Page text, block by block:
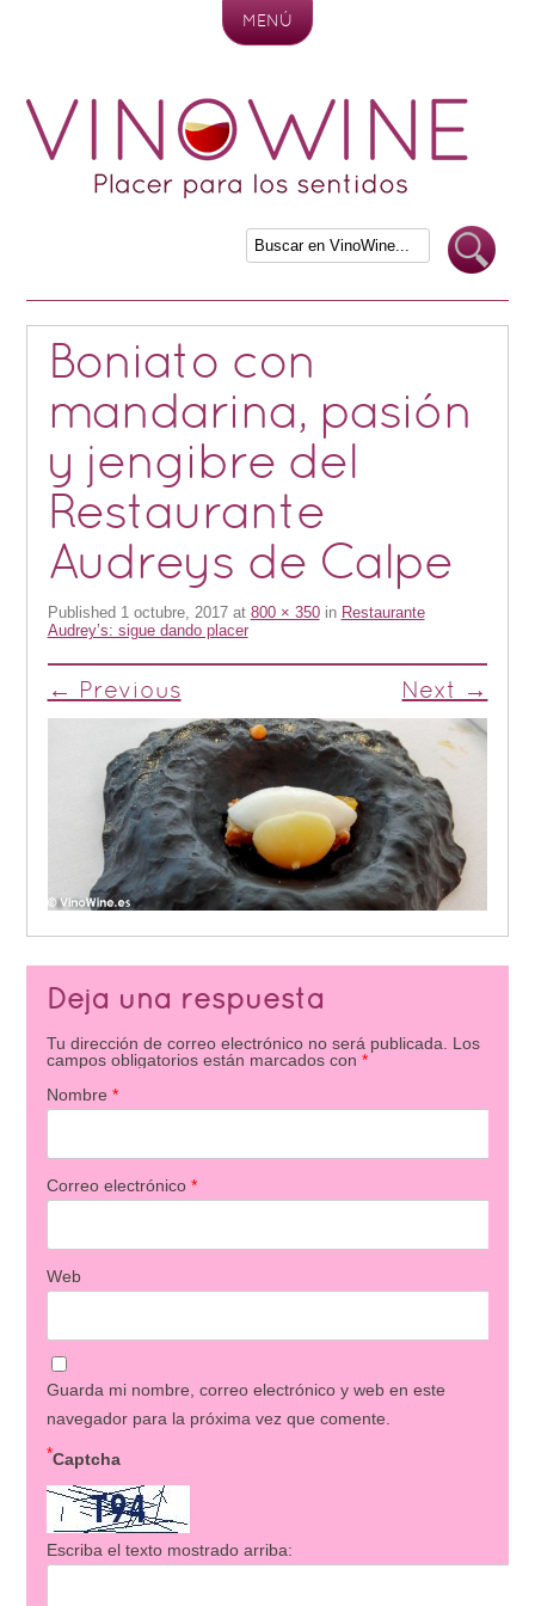
MENÚ
Boniato con
mandarina, pasión
y jengibre del
Restaurante
Audreys de Calpe
Published 1 octubre, 2017at 800 × 350in Restaurante
Audrey’s: sigue dando placer
← Previous Next →
Deja una respuesta
Tu dirección de correo electrónico no será publicada.
Los
campos obligatorios están marcados con *
Nombre *
Correo electrónico *
Web
Guarda mi nombre, correo electrónico y web en este
navegador para la próxima vez que comente.
Captcha
*
Escriba el texto mostrado arriba: